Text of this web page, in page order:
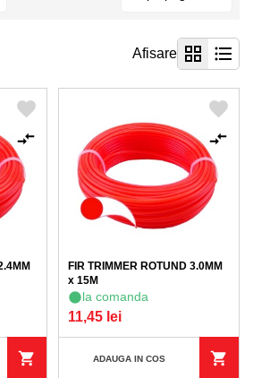
Afisare
FIR TRIMMER ROTUND 3.0MM
x 15M
la comanda
11,45 lei
ADAUGA IN COS